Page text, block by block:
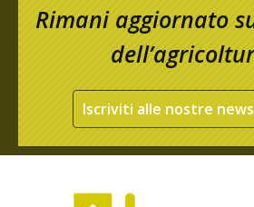
Rimani aggiornato
Iscriviti alle nostre